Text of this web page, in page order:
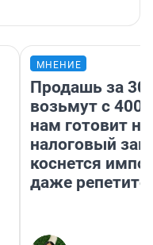
МНЕНИЕ
Продашь за
возьмут с
нам готовит
налоговый
коснется
даже